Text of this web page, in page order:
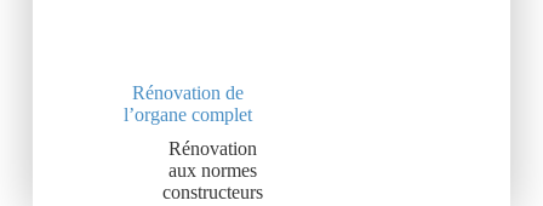
Rénovation de
l’organe complet
Rénovation
aux normes
constructeurs